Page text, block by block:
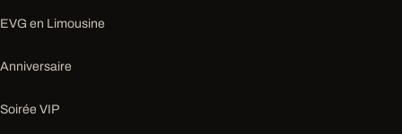
EVG en Limousine
Anniversaire
Soirée VIP